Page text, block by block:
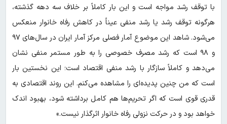
با توقف رشد مواجه است و این بار کاملاً بر خلاف سه دهه گذشته،
هرگونه توقف رشد یا رشد منفی عیناً در کاهش رفاه خانوار منعکس
می‌شود. شاهد این موضوع آمار فصلی مرکز آمار ایران در سال‌های ۹۷
و ۹۸ است که رشد مصرف خصوصی را به طور مستمر منفی نشان
می‌دهد و کاملاً سازگار با رشد منفی اقتصاد است؛ این نخستین بار
است که من چنین پدیده‌ای را مشاهده می‌کنم. این روند اقتصادی به
قدری قوی است که اگر تحریم‌ها هم کامل برداشته شود، بهبود اندک
خواهد بود و در حرکت نزولی رفاه خانوار اثرگذار نیست.»